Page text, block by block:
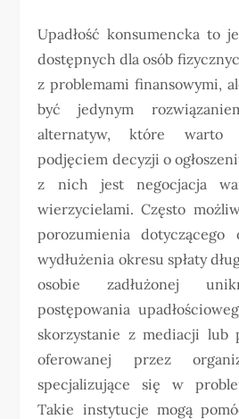
Upadłość konsumencka to
dostępnych dla osób
z problemami finansowymi,
być jedynym
alternatyw, które warto
podjęciem decyzji o
z nich jest negocjacja
wierzycielami. Często
porozumienia
wydłużenia okresu spłaty
osobie zadłużonej
postępowania
skorzystanie z mediacji lub
oferowanej przez
specjalizujące się w
Takie instytucje mogą